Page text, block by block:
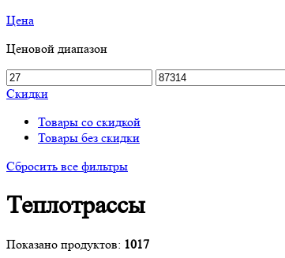
Цена
Ценовой диапазон
Скидки
Товары со скидкой
Товары без скидки
Сбросить все фильтры
Теплотрассы
Показано продуктов: 1017